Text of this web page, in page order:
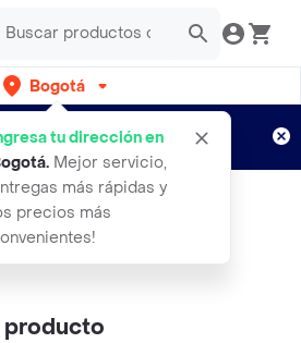
Bogotá
tu dirección en
. Mejor servicio,
más rápidas y
precios más
por semanas
Aplican TyC
De Trigo
producto